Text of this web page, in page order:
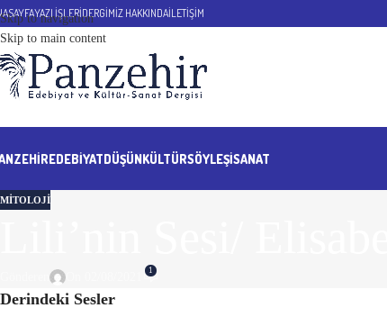
Skip to navigation
Skip to main content
YAZI İŞLERİDERGİMİZ HAKKINDAİLETİŞİM
EDEBİYATDÜŞÜNKÜLTÜRSÖYLEŞİSANAT
MITOLOJI
1
Derindeki Sesler